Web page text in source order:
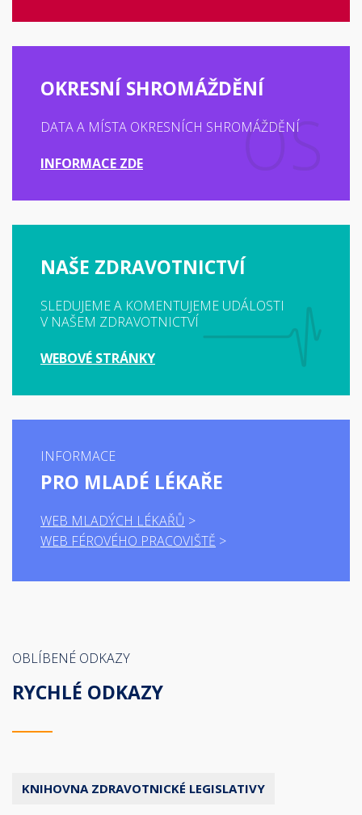
OKRESNÍ SHROMÁŽDĚNÍ
DATA A MÍSTA OKRESNÍCH SHROMÁŽDĚNÍ
INFORMACE ZDE
NAŠE ZDRAVOTNICTVÍ
SLEDUJEME A KOMENTUJEME UDÁLOSTI
V NAŠEM ZDRAVOTNICTVÍ
WEBOVÉ STRÁNKY
INFORMACE
PRO MLADÉ LÉKAŘE
WEB MLADÝCH LÉKAŘŮ
WEB FÉROVÉHO PRACOVIŠTĚ
OBLÍBENÉ ODKAZY
RYCHLÉ ODKAZY
KNIHOVNA ZDRAVOTNICKÉ LEGISLATIVY